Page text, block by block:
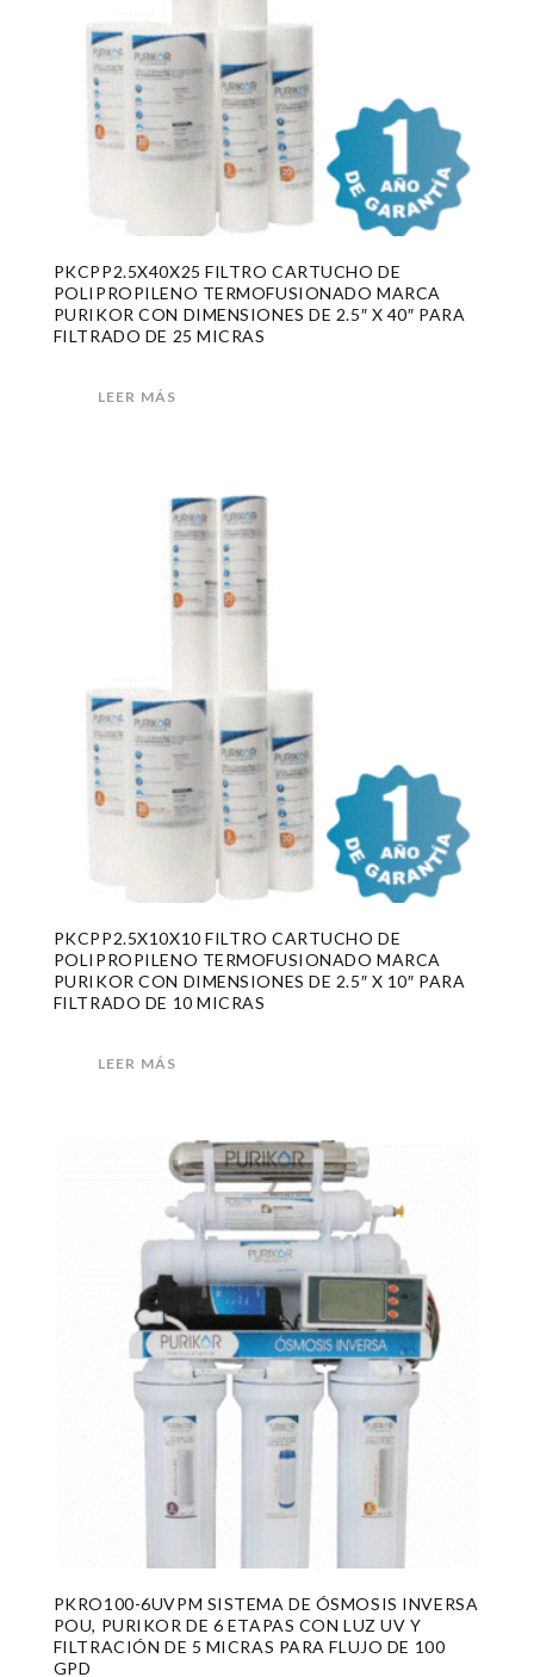
PKCPP2.5X40X25 FILTRO CARTUCHO DE
POLIPROPILENO TERMOFUSIONADO MARCA
PURIKOR CON DIMENSIONES DE 2.5″ X 40″ PARA
FILTRADO DE 25 MICRAS
LEER MÁS
PKCPP2.5X10X10 FILTRO CARTUCHO DE
POLIPROPILENO TERMOFUSIONADO MARCA
PURIKOR CON DIMENSIONES DE 2.5″ X 10″ PARA
FILTRADO DE 10 MICRAS
LEER MÁS
PKRO100-6UVPM SISTEMA DE ÓSMOSIS INVERSA
POU, PURIKOR DE 6 ETAPAS CON LUZ UV Y
FILTRACIÓN DE 5 MICRAS PARA FLUJO DE 100
GPD